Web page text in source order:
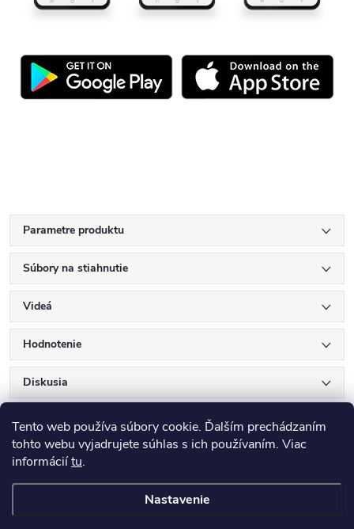
Tento web používa súbory cookie. Ďalším prechádzaním
tohto webu vyjadrujete súhlas s ich používaním. Viac
informáciítu.
Nastavenie
Parametre produktu
Súbory na stiahnutie
Videá
Hodnotenie
Diskusia